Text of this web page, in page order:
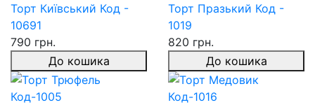
Торт Київський Код -
10691
790 грн.
До кошика
Торт Празький Код -
1019
820 грн.
До кошика